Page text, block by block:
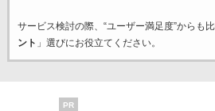
サービス検討の際、“ユーザー満足度”からも
ント 」選びにお役立てください。
PR